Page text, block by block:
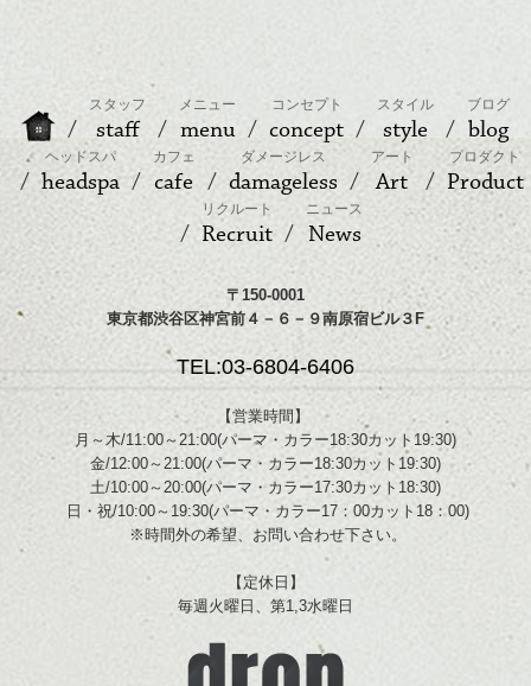
スタッフ
staff
メニュー
menu
コンセプト
concept
スタイル
style
ブログ
blog
ヘッドスパ
headspa
カフェ
cafe
ダメージレス
damageless
アート
Art
プロダクト
Product
リクルート
Recruit
ニュース
News
〒150-0001
東京都渋谷区神宮前４－６－９南原宿ビル３F
TEL:03-6804-6406
【営業時間】
月～木/11:00～21:00(パーマ・カラー18:30カット19:30)
金/12:00～21:00(パーマ・カラー18:30カット19:30)
土/10:00～20:00(パーマ・カラー17:30カット18:30)
日・祝/10:00～19:30(パーマ・カラー17：00カット18：00)
※時間外の希望、お問い合わせ下さい。
【定休日】
毎週火曜日、第1,3水曜日